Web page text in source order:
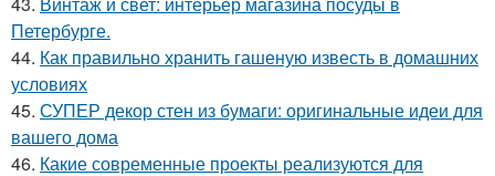
Петербурге.
44. Как правильно хранить гашеную известь в домашних
условиях
45. СУПЕР декор стен из бумаги: оригинальные идеи для
вашего дома
46. Какие современные проекты реализуются для